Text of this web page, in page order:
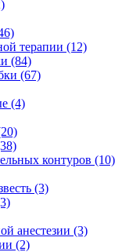
терапии (12)
(84)
(67)
(4)
контуров (10)
(3)
анестезии (3)
(2)